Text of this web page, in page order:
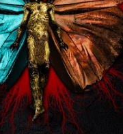
director del